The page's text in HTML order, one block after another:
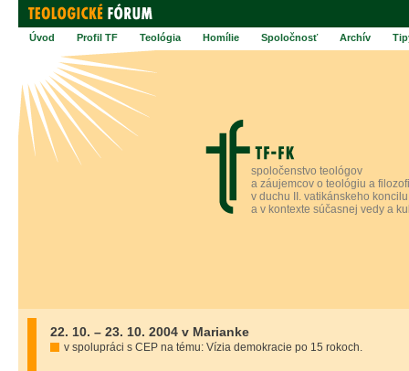
Úvod Profil TF Teológia Homílie Spoločnosť Archív
spoločenstvo teológov
a záujemcov o teológiu a
v duchu II. vatikánskeho koncilu
a v kontexte súčasnej vedy a
22. 10. – 23. 10. 2004 v Marianke
v spolupráci s CEP na tému: Vízia demokracie po 15 rokoch.